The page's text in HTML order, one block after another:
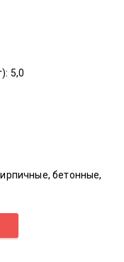
5,0
бетонные,